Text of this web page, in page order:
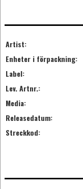
Artist:
Enheter i förpackning:
Label:
Lev. Artnr.:
Media:
Releasedatum:
Streckkod: